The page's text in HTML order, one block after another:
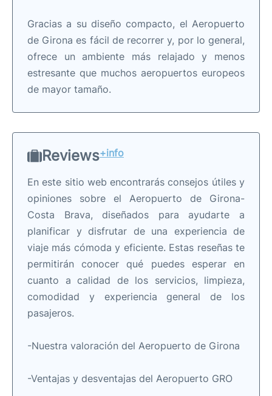
Gracias a su diseño compacto, el Aeropuerto
de Girona es fácil de recorrer y, por lo general,
ofrece un ambiente más relajado y menos
estresante que muchos aeropuertos europeos
de mayor tamaño.
Reviews+info
En este sitio web encontrarás consejos útiles y
opiniones sobre el Aeropuerto de Girona-
Costa Brava, diseñados para ayudarte a
planificar y disfrutar de una experiencia de
viaje más cómoda y eficiente. Estas reseñas te
permitirán conocer qué puedes esperar en
cuanto a calidad de los servicios, limpieza,
comodidad y experiencia general de los
pasajeros.
-Nuestra valoración del Aeropuerto de Girona
-Ventajas y desventajas del Aeropuerto GRO